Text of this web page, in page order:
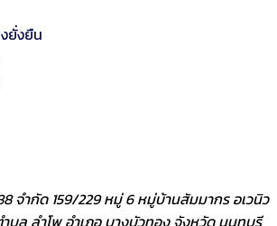
ยั่งยืน
จำกัด 159/229 หมู่ 6 หมู่บ้านสัมมากร อเวนิว
ล ลำโพ อำเภอ บางบัวทอง จังหวัด นนทบุรี